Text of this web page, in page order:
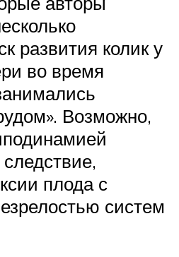
развития колик у
во время
Возможно,
плода с
систем